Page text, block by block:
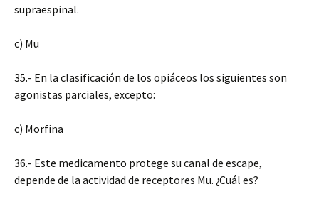
supraespinal.
c) Mu
35.- En la clasificación de los opiáceos los siguientes son
agonistas parciales, excepto:
c) Morfina
36.- Este medicamento protege su canal de escape,
depende de la actividad de receptores Mu. ¿Cuál es?